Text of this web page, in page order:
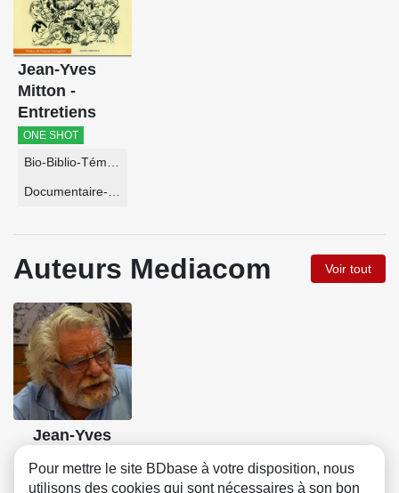
Jean-Yves
Mitton -
Entretiens
ONE SHOT
Bio-Biblio-Témoignage
Auteurs Mediacom Voir tout
Jean-Yves
Pour mettre le site BDbase à votre disposition, nous
utilisons des cookies qui sont nécessaires à son bon